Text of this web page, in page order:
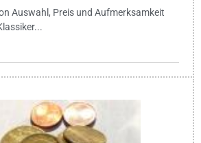
Auswahl, Preis und Aufmerksamkeit